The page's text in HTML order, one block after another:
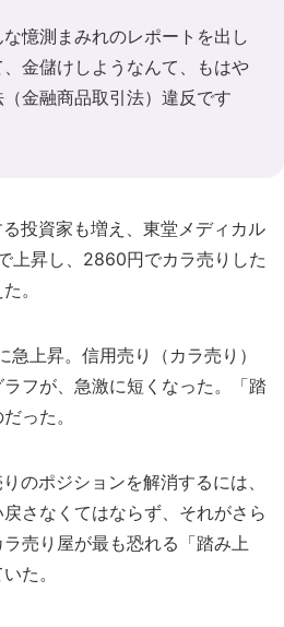
な憶測まみれのレポートを出し
金儲けしようなんて、もはや
金融商品取引法）違反です
投資家も増え、東堂メディカル
上昇し、2860円でカラ売りした
。
上昇。信用売り（カラ売り）
フが、急激に短くなった。「踏
った。
のポジションを解消するには、
さなくてはならず、それがさら
売り屋が最も恐れる「踏み上
た。